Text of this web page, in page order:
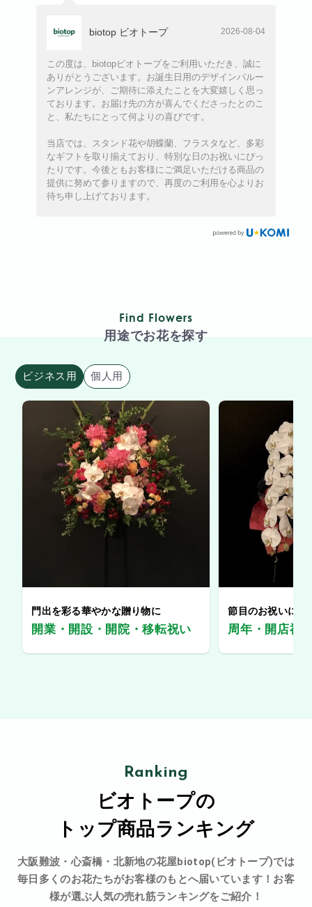
biotop ビオトープ 2026-08-04
この度は、biotopビオトープをご利用いただき、誠に
ありがとうございます。お誕生日用のデザインバルー
ンアレンジが、ご期待に添えたことを大変嬉しく思っ
ております。お届け先の方が喜んでくださったとのこ
と、私たちにとって何よりの喜びです。
当店では、スタンド花や胡蝶蘭、フラスタなど、多彩
なギフトを取り揃えており、特別な日のお祝いにぴっ
たりです。今後ともお客様にご満足いただける商品の
提供に努めて参りますので、再度のご利用を心よりお
待ち申し上げております。
Find Flowers
用途でお花を探す
ビジネス用 個人用
門出を彩る華やかな贈り物に
開業・開設・開院・移転祝い
節目のお祝いに、
周年・開店祝
Ranking
ビオトープの
トップ商品ランキング
大阪難波・心斎橋・北新地の花屋biotop(ビオトープ)では
毎日多くのお花たちがお客様のもとへ届いています！お客
様が選ぶ人気の売れ筋ランキングをご紹介！